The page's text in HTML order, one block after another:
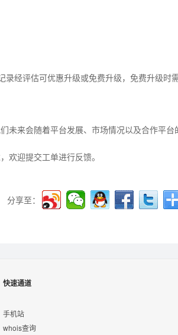
经评估可优惠升级或免费升级，免费升级时
未来会随着平台发展、市场情况以及合作平
欢迎提交工单进行反馈。
分享至：
快速通道
手机站
whois查询